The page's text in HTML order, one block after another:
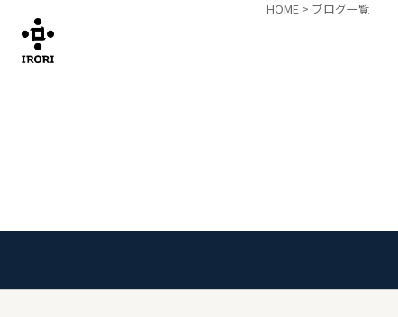
HOME > ブログ一覧